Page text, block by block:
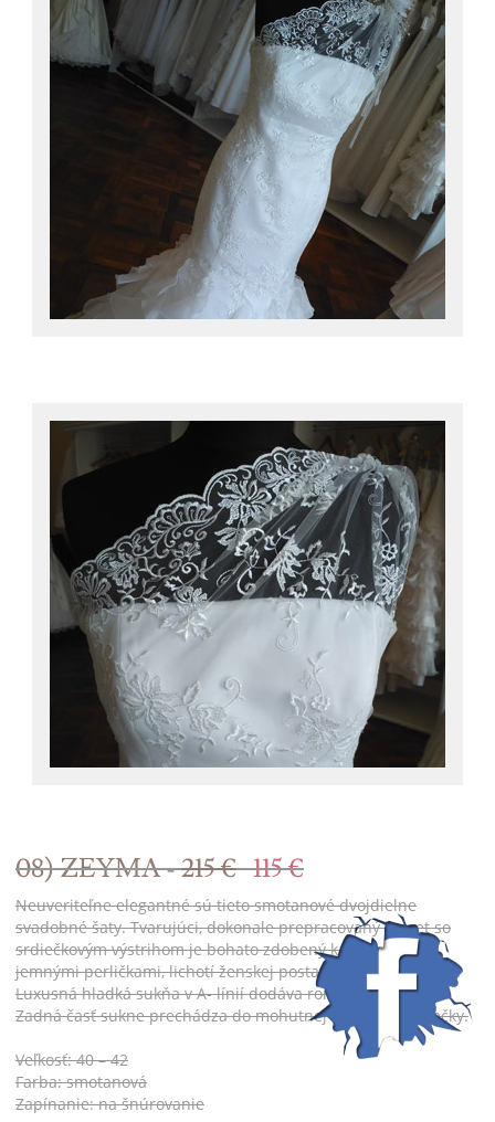
08) ZEYMA -215 € 115 €
Neuveriteľne elegantné sú tieto smotanové dvojdielne
svadobné šaty. Tvarujúci, dokonale prepracovaný korzet so
srdiečkovým výstrihom je bohato zdobený kamienkami a
jemnými perličkami, lichotí ženskej postave a zoštíhľuje pás.
Luxusná hladká sukňa v A- línií dodáva romantický vzhľad.
Zadná časť sukne prechádza do mohutnej nazberanej vlečky.
Veľkosť: 40 – 42
Farba: smotanová
Zapínanie: na šnúrovanie